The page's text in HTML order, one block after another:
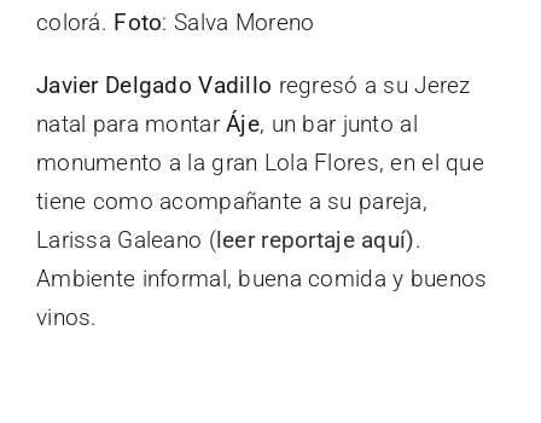
colorá. Foto: Salva Moreno
Javier Delgado Vadillo regresó a su Jerez
natal para montarÁje, un bar junto al
monumento a la gran Lola Flores, en el que
tiene como acompañante a su pareja,
Larissa Galeano (leer reportaje aquí).
Ambiente informal, buena comida y buenos
vinos.